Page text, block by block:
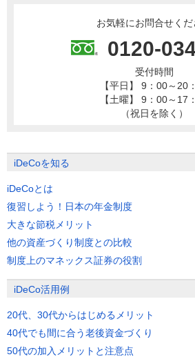
お気軽にお問合せく
0120-
受付時間
【平日】 9：00～20
【土曜】 9：00～17
（祝日を除く）
iDeCoを知る
iDeCoとは
復習しよう！日本の年金制度
大きな節税メリット
他の資産づくり制度との比較
制度上のマネックス証券の役割
iDeCo活用例
20代、30代からはじめるメリット
40代でも間に合う老後資金づくり
50代の加入メリットと注意点